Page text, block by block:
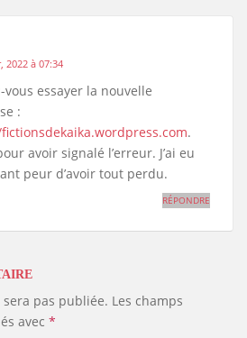
2022 à 07:34
vous essayer la nouvelle
:
.
avoir signalé l’erreur. J’ai eu
peur d’avoir tout perdu.
RÉPONDRE
pas publiée. Les champs
avec *